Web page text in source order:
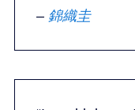
– 錦織圭